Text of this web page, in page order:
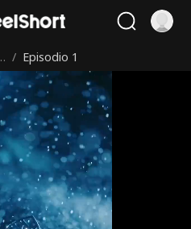
/ Episodio 1